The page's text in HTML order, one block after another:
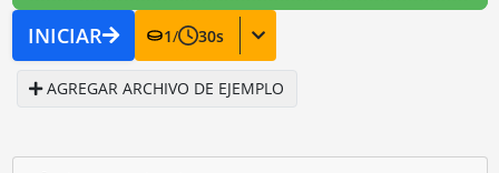
INICIAR 1/ 30s
AGREGAR ARCHIVO DE EJEMPLO